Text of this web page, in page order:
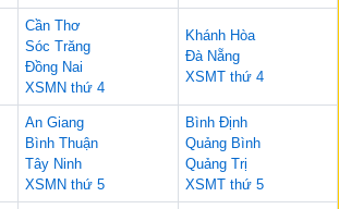
Cần Thơ
Sóc Trăng
Đồng Nai
XSMN thứ 4
Khánh Hòa
Đà Nẵng
XSMT thứ 4
An Giang
Bình Thuận
Tây Ninh
XSMN thứ 5
Bình Định
Quảng Bình
Quảng Trị
XSMT thứ 5